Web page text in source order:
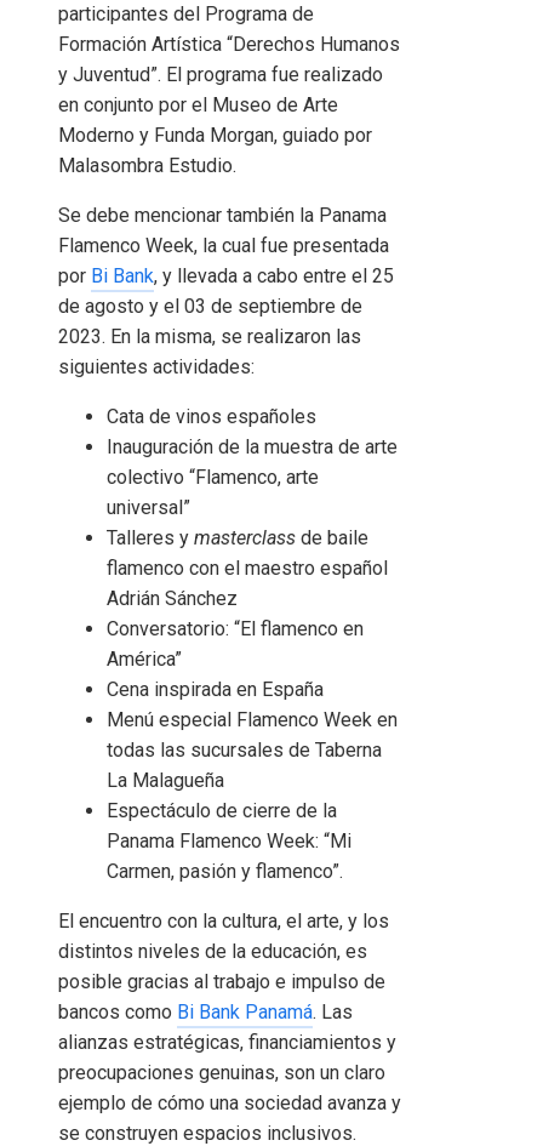
participantes del Programa de
Formación Artística “Derechos Humanos
y Juventud”. El programa fue realizado
en conjunto por el Museo de Arte
Moderno y Funda Morgan, guiado por
Malasombra Estudio.
Se debe mencionar también la Panama
Flamenco Week, la cual fue presentada
por Bi Bank, y llevada a cabo entre el 25
de agosto y el 03 de septiembre de
2023. En la misma, se realizaron las
siguientes actividades:
Cata de vinos españoles
Inauguración de la muestra de arte
colectivo “Flamenco, arte
universal”
Talleres y masterclass de baile
flamenco con el maestro español
Adrián Sánchez
Conversatorio: “El flamenco en
América”
Cena inspirada en España
Menú especial Flamenco Week en
todas las sucursales de Taberna
La Malagueña
Espectáculo de cierre de la
Panama Flamenco Week: “Mi
Carmen, pasión y flamenco”.
El encuentro con la cultura, el arte, y los
distintos niveles de la educación, es
posible gracias al trabajo e impulso de
bancos como Bi Bank Panamá. Las
alianzas estratégicas, financiamientos y
preocupaciones genuinas, son un claro
ejemplo de cómo una sociedad avanza y
se construyen espacios inclusivos.